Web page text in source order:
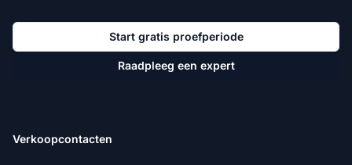
Start gratis proefperiode
Raadpleeg een expert
Verkoopcontacten